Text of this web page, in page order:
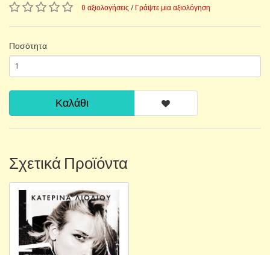
0 αξιολογήσεις / Γράψτε μια αξιολόγηση
Ποσότητα
Καλάθι
Σχετικά Προϊόντα